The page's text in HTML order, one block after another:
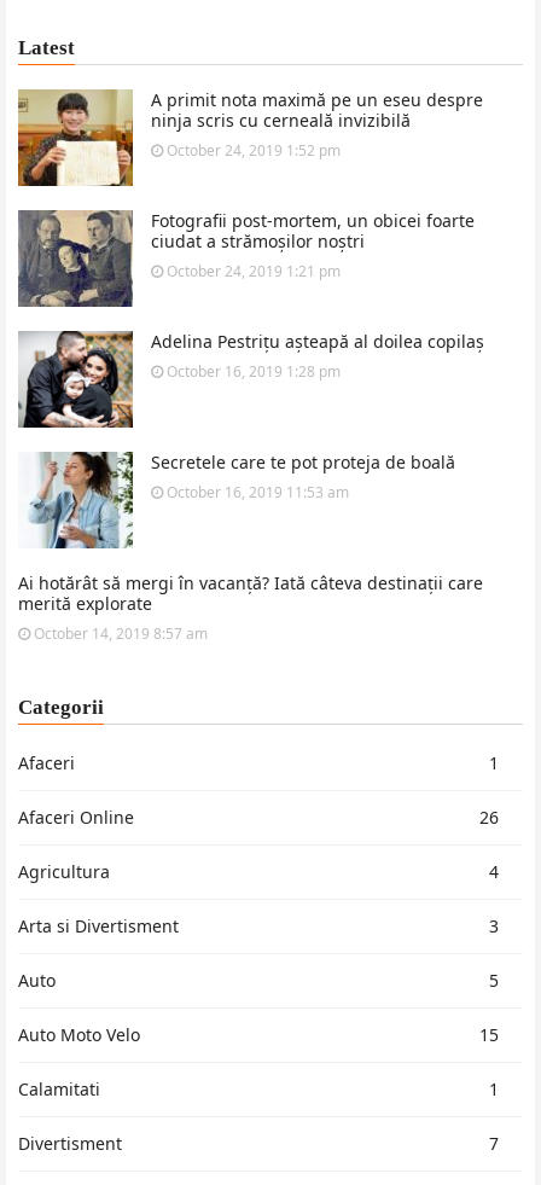
Latest
A primit nota maximă pe un eseu despre
ninja scris cu cerneală invizibilă
October 24, 2019 1:52 pm
Fotografii post-mortem, un obicei foarte
ciudat a strămoșilor noștri
October 24, 2019 1:21 pm
Adelina Pestrițu așteapă al doilea copilaș
October 16, 2019 1:28 pm
Secretele care te pot proteja de boală
October 16, 2019 11:53 am
Ai hotărât să mergi în vacanță? Iată câteva destinații care
merită explorate
October 14, 2019 8:57 am
Categorii
Afaceri 1
Afaceri Online 26
Agricultura 4
Arta si Divertisment 3
Auto 5
Auto Moto Velo 15
Calamitati 1
Divertisment 7